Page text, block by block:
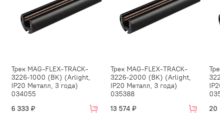
Трек MAG-FLEX-TRACK-
3226-1000 (BK) (Arlight,
IP20 Металл, 3 года)
034055
6 333 ₽
Трек MAG-FLEX-TRACK-
3226-2000 (BK) (Arlight,
IP20 Металл, 3 года)
035388
13 574 ₽
20